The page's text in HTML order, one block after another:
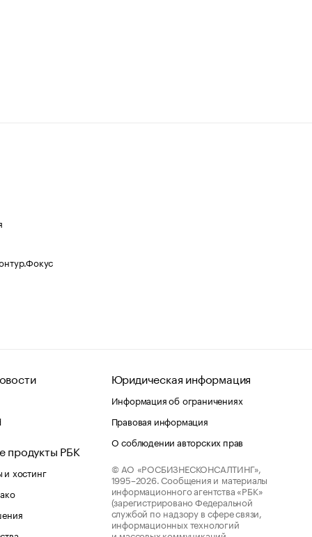
продукты РБК
хостинг
Юридическая информация
Информация об ограничениях
Правовая информация
О соблюдении авторских прав
© АО «РОСБИЗНЕСКОНСАЛТИНГ»,
1995–2026. Сообщения и материалы
информационного агентства «РБК»
(зарегистрировано Федеральной
службой по надзору в сфере связи,
информационных технологий